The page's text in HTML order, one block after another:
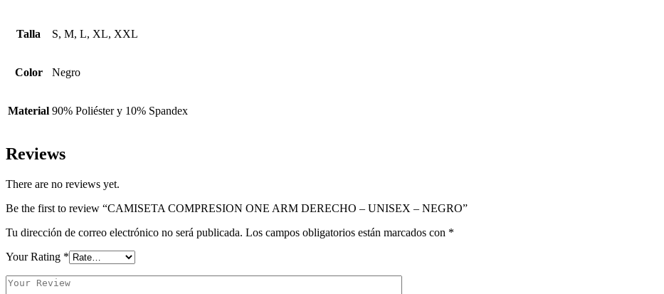
Talla S, M, L, XL, XXL
Color Negro
Material 90% Poliéster y 10% Spandex
Reviews
There are no reviews yet.
Be the first to review “CAMISETA COMPRESION ONE ARM DERECHO – UNISEX – NEGRO”
Tu dirección de correo electrónico no será publicada. Los campos obligatorios están marcados con *
Your Rating *